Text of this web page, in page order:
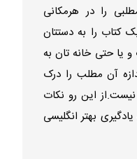
را در هرمکانی
کتاب را به دستتان
یا حتی خانه تان به
آن مطلب را درک
نیست.از این رو نکات
بهتر انگلیسی